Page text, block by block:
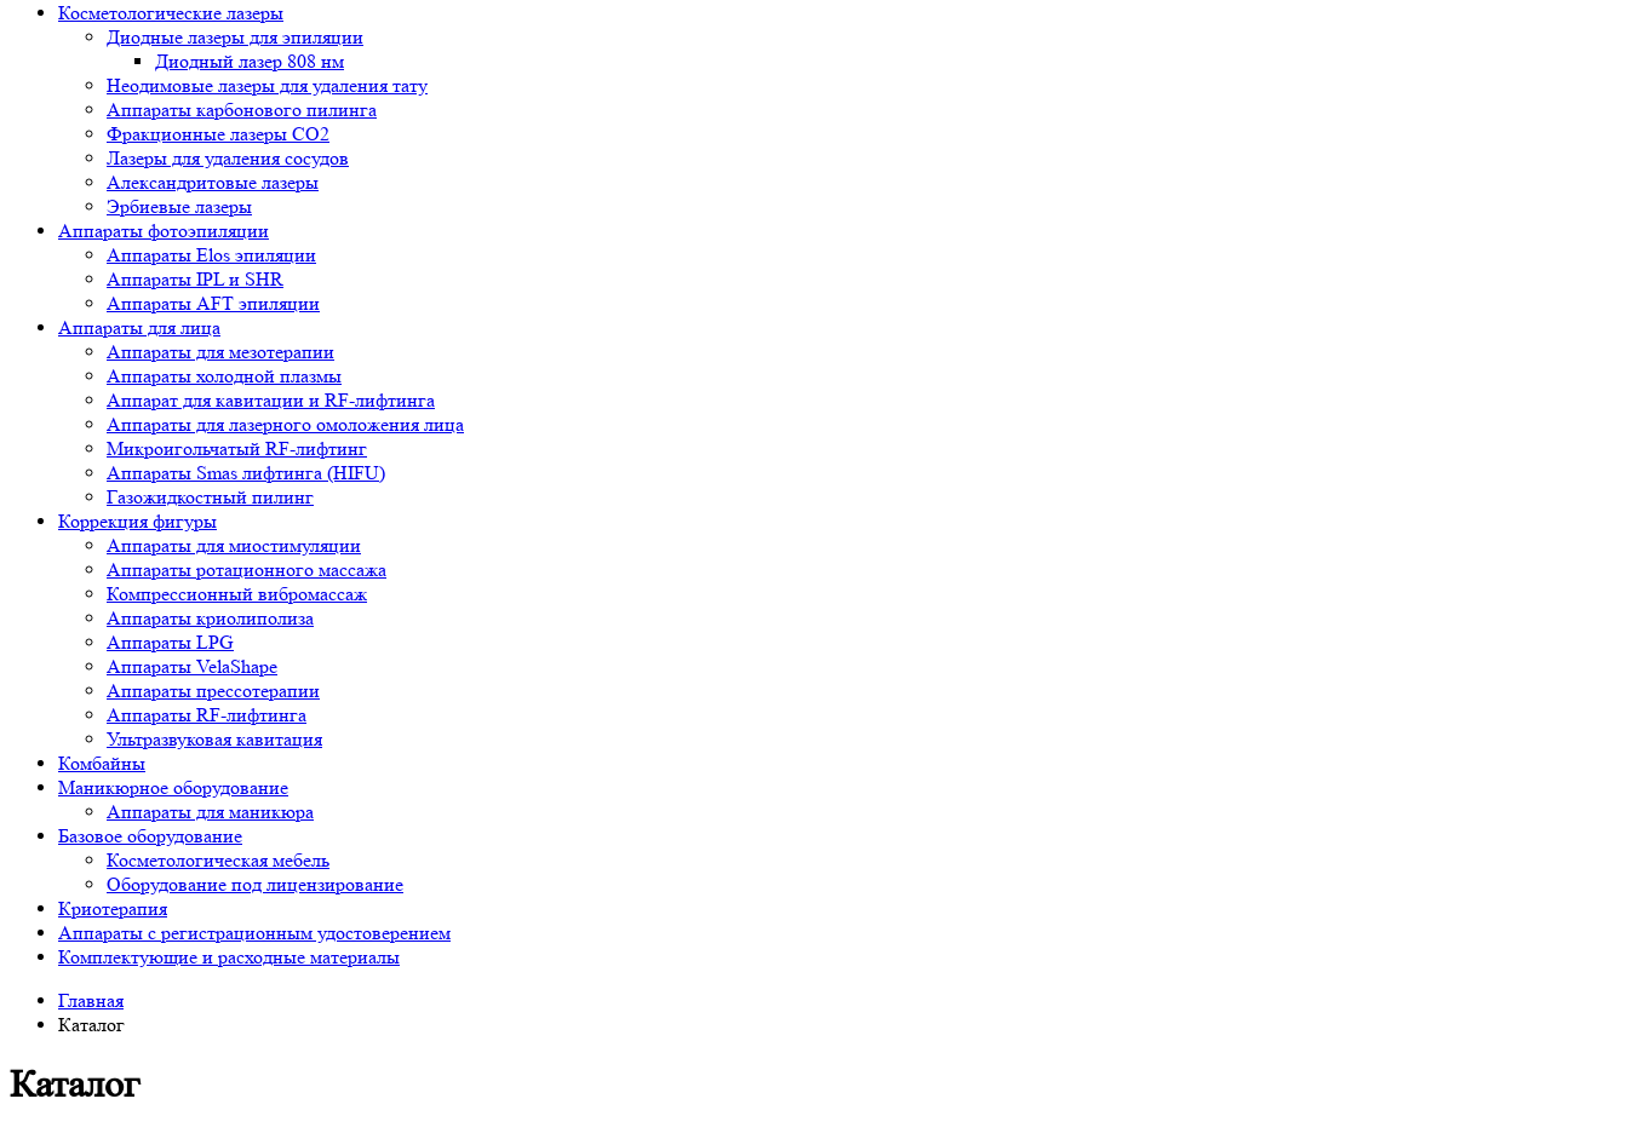
Косметологические лазеры
Диодные лазеры для эпиляции
Диодный лазер 808 нм
Неодимовые лазеры для удаления тату
Аппараты карбонового пилинга
Фракционные лазеры CO2
Лазеры для удаления сосудов
Александритовые лазеры
Эрбиевые лазеры
Аппараты фотоэпиляции
Аппараты Elos эпиляции
Аппараты IPL и SHR
Аппараты AFT эпиляции
Аппараты для лица
Аппараты для мезотерапии
Аппараты холодной плазмы
Аппарат для кавитации и RF-лифтинга
Аппараты для лазерного омоложения лица
Микроигольчатый RF-лифтинг
Аппараты Smas лифтинга (HIFU)
Газожидкостный пилинг
Коррекция фигуры
Аппараты для миостимуляции
Аппараты ротационного массажа
Компрессионный вибромассаж
Аппараты криолиполиза
Аппараты LPG
Аппараты VelaShape
Аппараты прессотерапии
Аппараты RF-лифтинга
Ультразвуковая кавитация
Комбайны
Маникюрное оборудование
Аппараты для маникюра
Базовое оборудование
Косметологическая мебель
Оборудование под лицензирование
Криотерапия
Аппараты c регистрационным удостоверением
Комплектующие и расходные материалы
Главная
Каталог
Каталог